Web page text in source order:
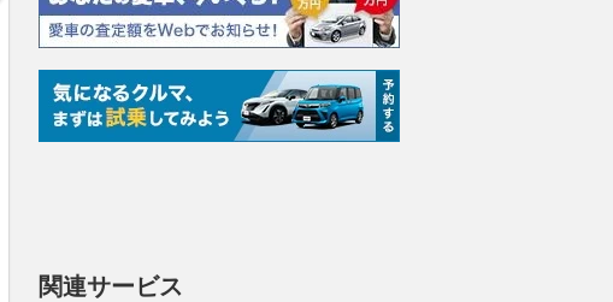
【見逃し厳禁】漆黒の4気筒発
売から200馬力ハブステアイン
プレまで! カワサキファン必見
「これは本当に勘弁してほし
い……」日常のドライブで誰も
が一度は遭遇する身勝手な運転
関連サービス